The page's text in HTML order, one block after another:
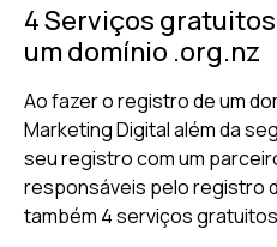
4 Serviços
um domínio .org.nz
Ao fazer o registro de um
Marketing Digital além da
seu registro com um
responsáveis pelo registro
também 4 serviços